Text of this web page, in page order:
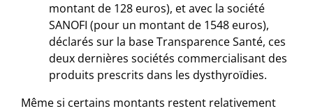
montant de 128 euros), et avec la société
SANOFI (pour un montant de 1548 euros),
déclarés sur la base Transparence Santé, ces
deux dernières sociétés commercialisant des
produits prescrits dans les dysthyroïdies.
Même si certains montants restent relativement